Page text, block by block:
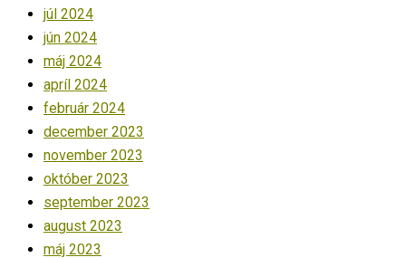
júl 2024
jún 2024
máj 2024
apríl 2024
február 2024
december 2023
november 2023
október 2023
september 2023
august 2023
máj 2023